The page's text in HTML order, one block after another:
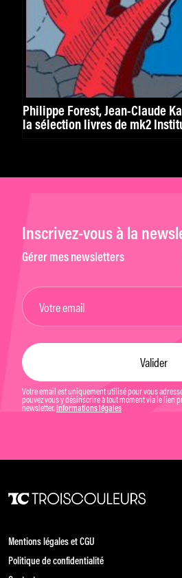
Philippe Forest, Jean-Claude
la sélection livres de mk2
Inscrivez-vous à la
Gérer mes newsletters
Votre email est uniquement utilisé pour vous
pouvez vous y désinscrire à tout moment via le lien
newsletter. Informations légales
Mentions légales et CGU
Politique de confidentialité